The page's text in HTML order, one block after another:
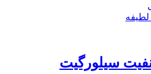
لطیفه
سیلورگیت